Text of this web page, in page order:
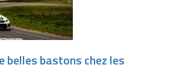
belles bastons chez les